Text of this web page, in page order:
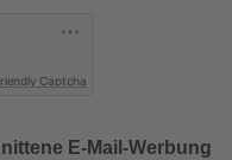
Captcha
E-Mail-Werbung